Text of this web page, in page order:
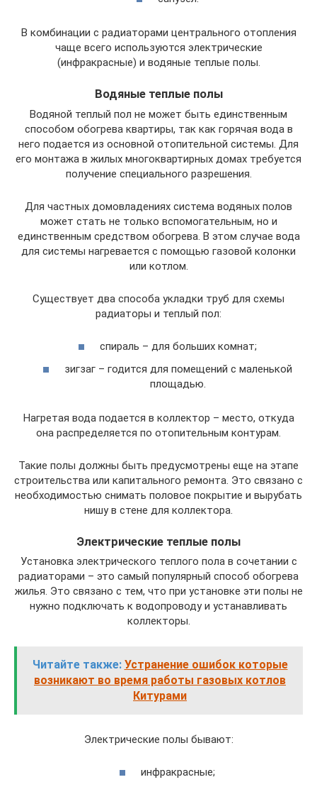
В комбинации с радиаторами центрального отопления
чаще всего используются электрические
(инфракрасные) и водяные теплые полы.
Водяные теплые полы
Водяной теплый пол не может быть единственным
способом обогрева квартиры, так как горячая вода в
него подается из основной отопительной системы. Для
его монтажа в жилых многоквартирных домах требуется
получение специального разрешения.
Для частных домовладениях система водяных полов
может стать не только вспомогательным, но и
единственным средством обогрева. В этом случае вода
для системы нагревается с помощью газовой колонки
или котлом.
Существует два способа укладки труб для схемы
радиаторы и теплый пол:
спираль – для больших комнат;
зигзаг – годится для помещений с маленькой
площадью.
Нагретая вода подается в коллектор – место, откуда
она распределяется по отопительным контурам.
Такие полы должны быть предусмотрены еще на этапе
строительства или капитального ремонта. Это связано с
необходимостью снимать половое покрытие и вырубать
нишу в стене для коллектора.
Электрические теплые полы
Установка электрического теплого пола в сочетании с
радиаторами – это самый популярный способ обогрева
жилья. Это связано с тем, что при установке эти полы не
нужно подключать к водопроводу и устанавливать
коллекторы.
Читайте также: Устранение ошибок которые
возникают во время работы газовых котлов
Китурами
Электрические полы бывают:
инфракрасные;